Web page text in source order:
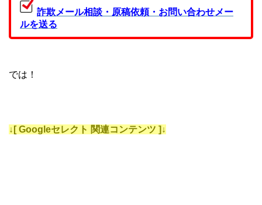
詐欺メール相談・原稿依頼・お問い合わせメー
ルを送る
では！
↓[ Googleセレクト 関連コンテンツ ]↓